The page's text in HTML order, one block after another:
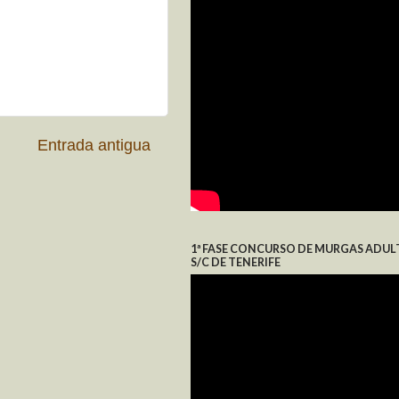
Entrada antigua
1ª FASE CONCURSO DE MURGAS
S/C DE TENERIFE